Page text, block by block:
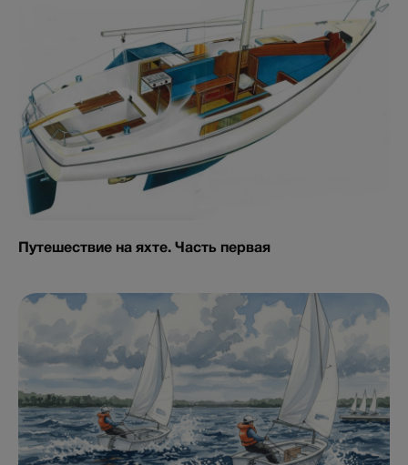
Путешествие на яхте. Часть первая